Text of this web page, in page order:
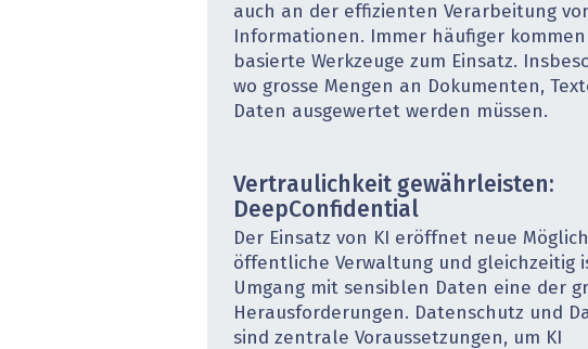
auch an der effizienten Verarbeitung
Informationen. Immer häufiger
basierte Werkzeuge zum Einsatz.
wo grosse Mengen an Dokumenten,
Daten ausgewertet werden müssen.
Vertraulichkeit gewährleisten:
DeepConfidential
Der Einsatz von KI eröffnet neue
öffentliche Verwaltung und gleichzeitig
Umgang mit sensiblen Daten eine der
Herausforderungen. Datenschutz und
sind zentrale Voraussetzungen, um KI